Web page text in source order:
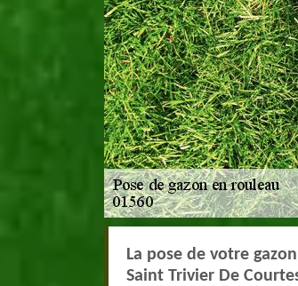
La pose de votre
Saint Trivier De